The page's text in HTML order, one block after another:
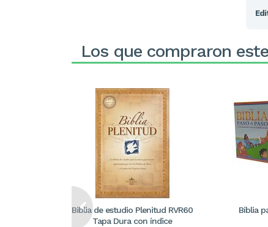
Los que compraron
Biblia de estudio Plenitud RVR60
Tapa Dura con índice
Bíblia